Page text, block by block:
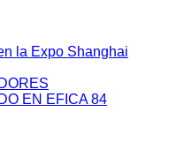
la Expo Shanghai
EN EFICA 84